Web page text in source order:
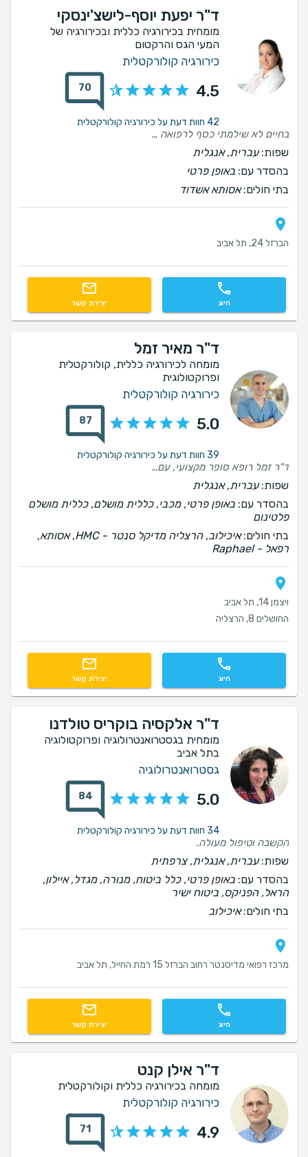
ד"ר יפעת יוסף-לישצ'ינסקי
מומחית בכירורגיה כללית ובכירורגיה של
המעי הגס והרקטום
כירורגיה קולורקטלית
4.5
70
42 חוות דעת על כירורגיה קולורקטלית
בחיים לא שילמתי כסף לרפואה פרטית וקיבלתי כל כך מעט יחס. מעט הסברים. שום ערך נוסף. בנוסף במקום להקשיב למצב שלי היא פשוט התווכחה איתי.אפילו לא ניסתה לשאול שאלות ולהבין את הסיפור המלא או להסביר לי לפחות למה היא חושבת מה שהיא חושבת. רופא שהלכתי אליו דרך הקופה הדריך אותי יותר ובסבלנות בלי לקחת 200 ש״ח.. אז כמובן שלא מומלץ. אני הגעתי במצב כלשהו לרופאה ויצאתי עם כאבים שלא היו לפני.. אז אפשר להגיד שהמצב שלי החמיר בעקבות הביקור.
שפות:עברית, אנגלית
בהסדר עם: באופן פרטי
בתי חולים:אסותא אשדוד
הברזל 24, תל אביב
חיוג יצירת קשר
ד"ר מאיר זמל
מומחה לכירורגיה כללית, קולורקטלית
ופרוקטולוגית
כירורגיה קולורקטלית
5.0
87
39 חוות דעת על כירורגיה קולורקטלית
ד"ר זמל רופא סופר מקצועי, עם הרבה סבלנות ושירות טוב, אני בהחלט ממליץ עליו
שפות:עברית, אנגלית
בהסדר עם: באופן פרטי, מכבי, כללית מושלם, כללית מושלם
פלטינום
בתי חולים:
איכילוב, הרצליה מדיקל סנטר - HMC, אסותא,
רפאל - Raphael
ויצמן 14, תל אביב
החושלים 8, הרצליה
חיוג יצירת קשר
ד"ר אלקסיה בוקריס טולדנו
מומחית בגסטרואנטרולוגיה ופרוקטולוגיה
בתל אביב
גסטרואנטרולוגיה
5.0
84
34 חוות דעת על כירורגיה קולורקטלית
הקשבה וטיפול מעולה.
שפות:עברית, אנגלית, צרפתית
בהסדר עם: באופן פרטי, כלל ביטוח, מנורה, מגדל, איילון,
הראל, הפניקס, ביטוח ישיר
בתי חולים:איכילוב
מרכז רפואי מדיסנטר רחוב הברזל 15 רמת החייל, תל אביב
חיוג יצירת קשר
ד"ר אילן קנט
מומחה בכירורגיה כללית וקולורקטלית
כירורגיה קולורקטלית
4.9
71